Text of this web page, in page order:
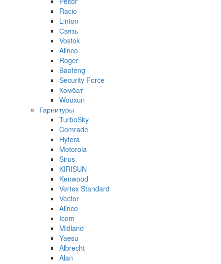
Racio
Linton
Связь
Vostok
Alinco
Roger
Baofeng
Security Force
Комбат
Wouxun
Гарнитуры
TurboSky
Comrade
Hytera
Motorola
Sirus
KIRISUN
Kenwood
Vertex Standard
Vector
Alinco
Icom
Midland
Yaesu
Albrecht
Alan